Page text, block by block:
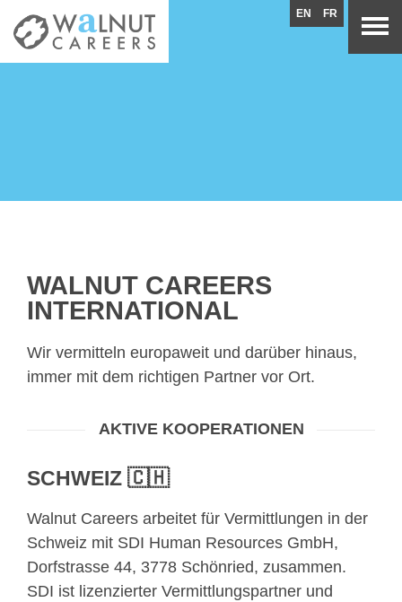
WALNUT CAREERS
INTERNATIONAL
Wir vermitteln europaweit und darüber hinaus,
immer mit dem richtigen Partner vor Ort.
AKTIVE KOOPERATIONEN
SCHWEIZ 🇨🇭
Walnut Careers arbeitet für Vermittlungen in der
Schweiz mit SDI Human Resources GmbH,
Dorfstrasse 44, 3778 Schönried, zusammen.
SDI ist lizenzierter Vermittlungspartner und
EN FR